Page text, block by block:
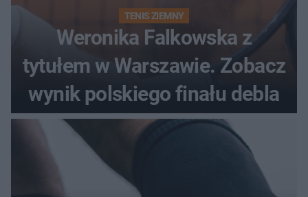
TENIS ZIEMNY
Weronika Falkowska z
tytułem w Warszawie. Zobacz
wynik polskiego finału debla